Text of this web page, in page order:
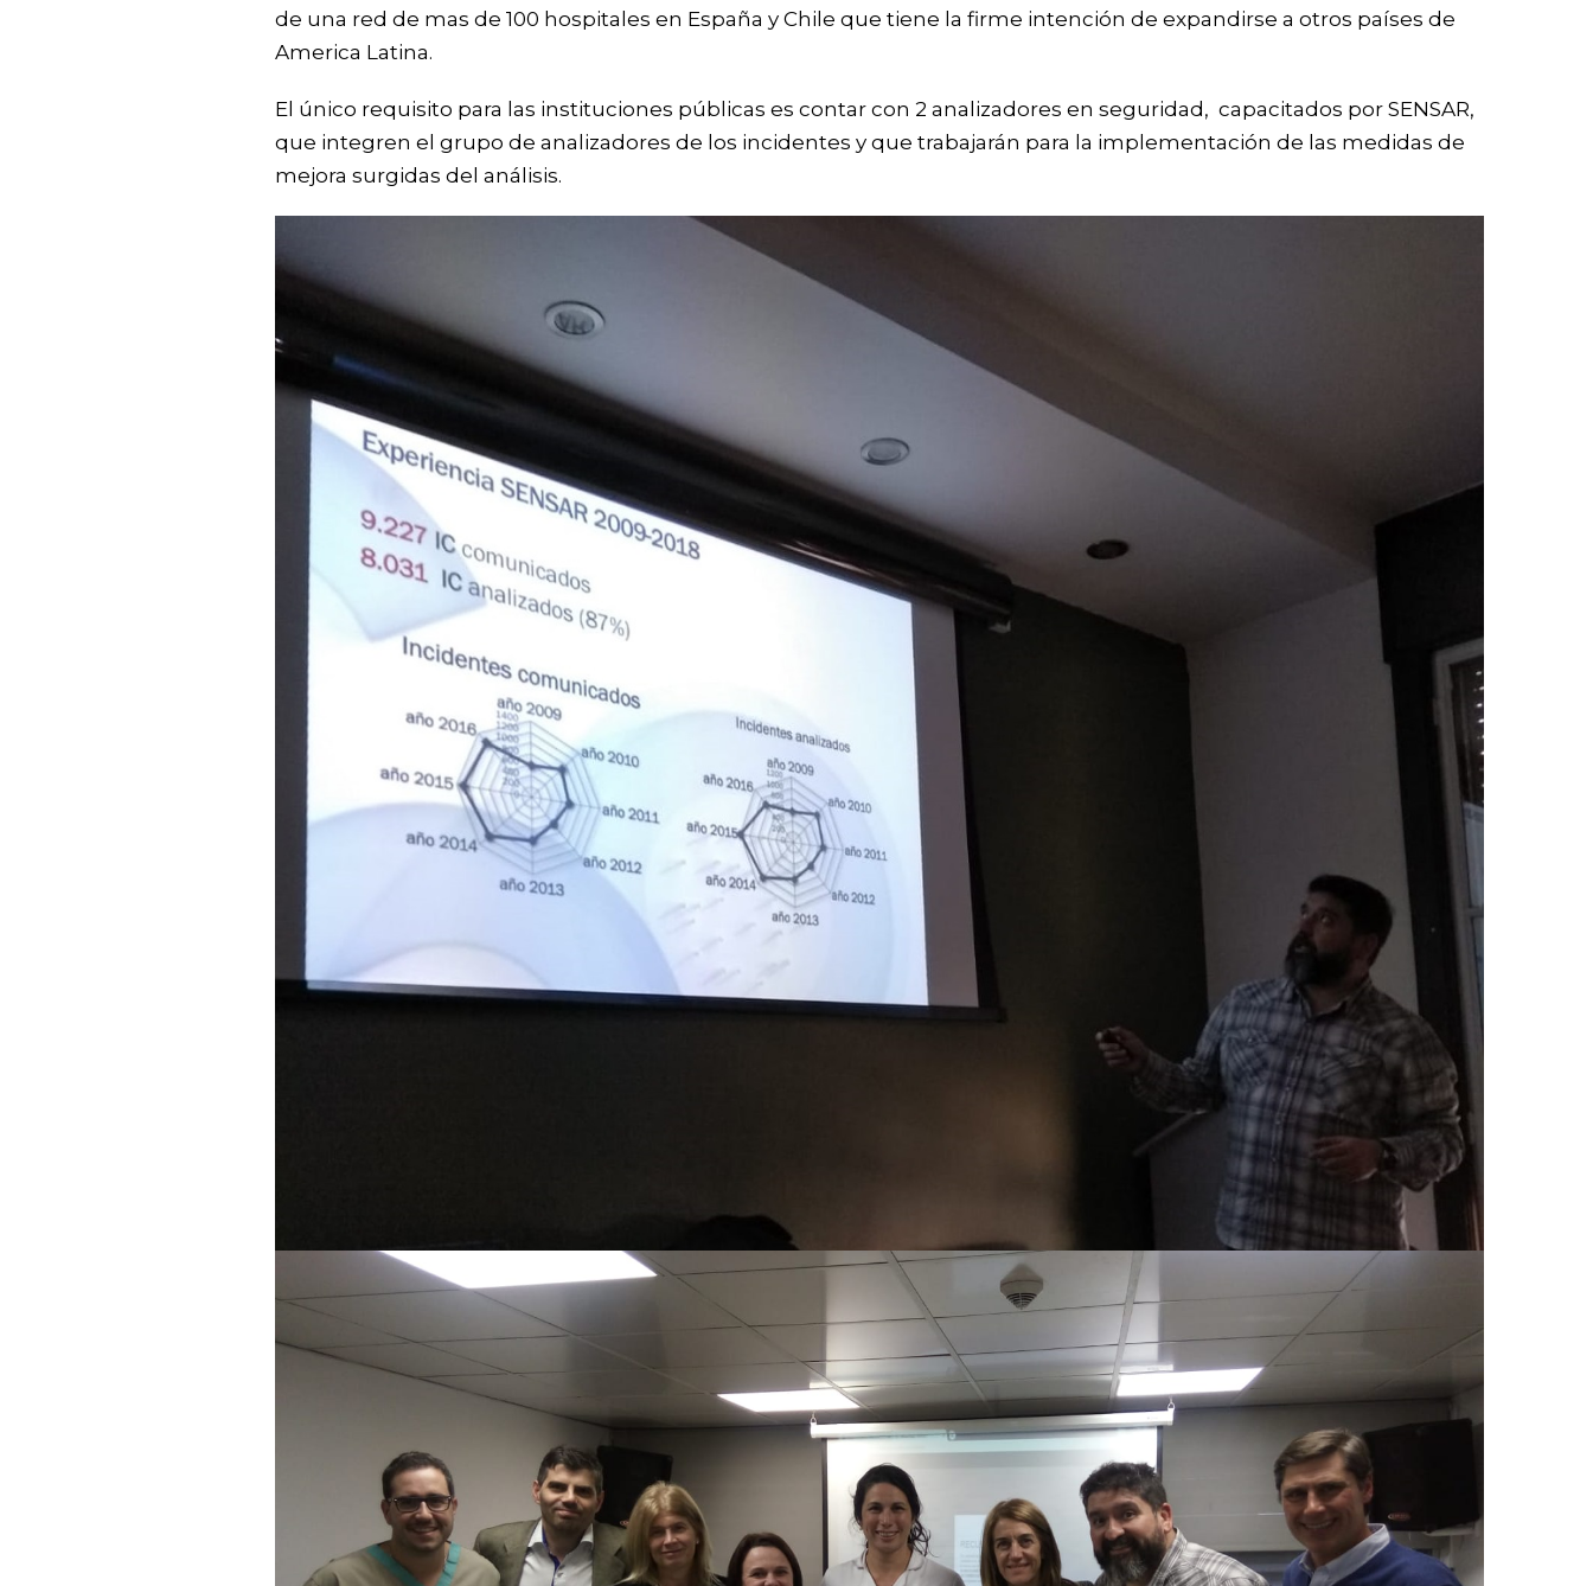
de una red de mas de 100 hospitales en España y Chile que tiene la firme intención de expandirse a otros países de
America Latina.
El único requisito para las instituciones públicas es contar con 2 analizadores en seguridad, capacitados por SENSAR,
que integren el grupo de analizadores de los incidentes y que trabajarán para la implementación de las medidas de
mejora surgidas del análisis.